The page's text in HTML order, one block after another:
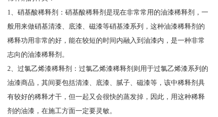
1、硝基酸稀释剂：硝基酸稀释剂是现在非常常用的油漆稀释剂，一
般用来做硝基清漆、底漆、磁漆等硝基漆系列，这种油漆稀释剂的
稀释功用非常的好，能在较短的时间内融入到油漆内，是一种非常
志向的油漆稀释剂。
2、过氯乙烯漆稀释剂：过氯乙烯漆稀释剂则用于过氯乙烯漆系列的
油漆商品，其间要包括清漆、底漆、腻子、磁漆等，该中稀释剂具
有较好的稀释才干，但一起又会很快的蒸发掉，因此，用这种稀释
剂的油漆，在施工方面一定要灵敏。